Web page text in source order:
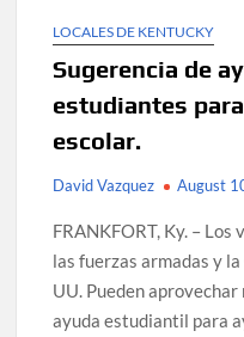
LOCALES DE KENTUCKY
Sugerencia de
estudiantes
escolar.
David Vazquez August
FRANKFORT, Ky. –
las fuerzas armadas y
UU. Pueden
ayuda estudiantil para